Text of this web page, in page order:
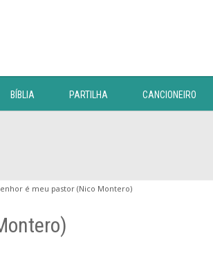
BÍBLIA PARTILHA CANCIONEIRO
é meu pastor (Nico Montero)